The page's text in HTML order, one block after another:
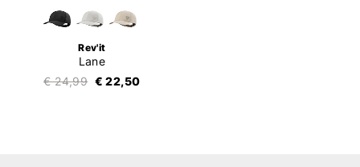
Rev'it
Lane
€ 24,99 € 22,50